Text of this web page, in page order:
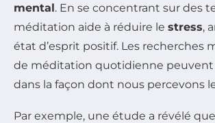
mental. En se concentrant sur des
méditation aide à réduire le stress,
état d’esprit positif. Les
de méditation quotidienne
dans la façon dont nous percevons
Par exemple, une étude a révélé